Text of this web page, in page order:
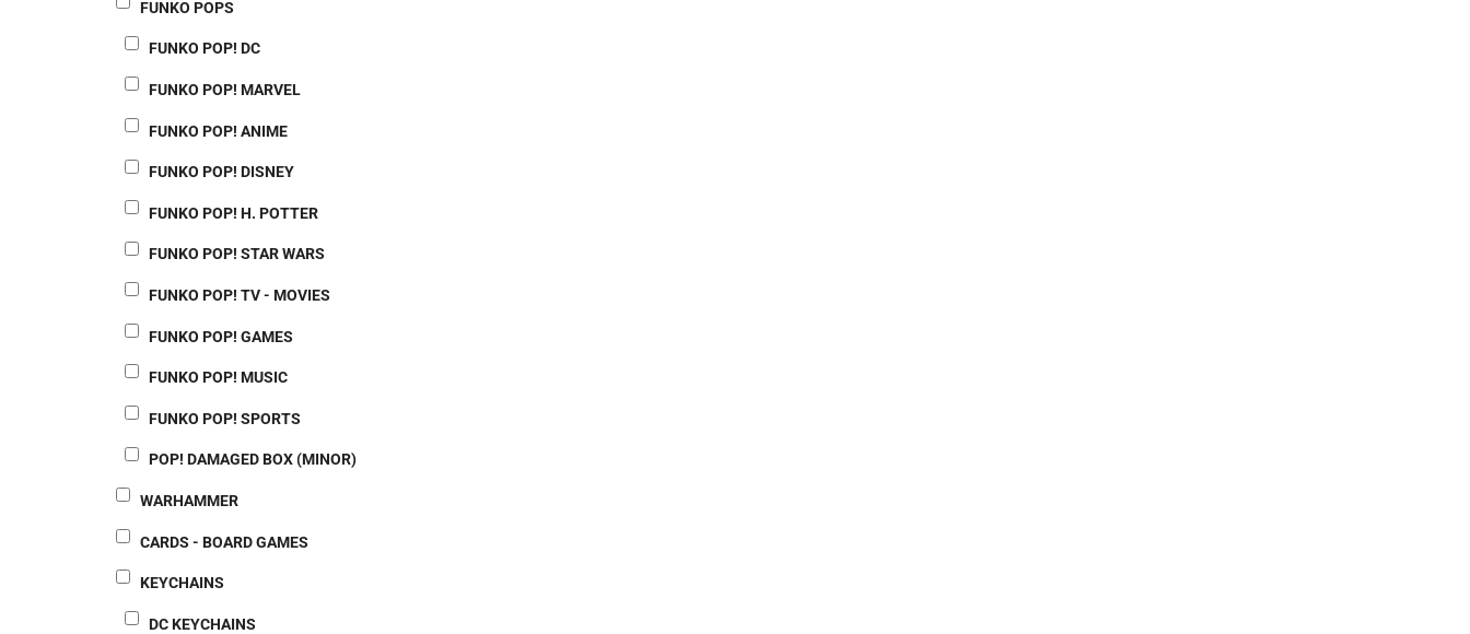
FUNKO POPS
FUNKO POP! DC
FUNKO POP! MARVEL
FUNKO POP! ANIME
FUNKO POP! DISNEY
FUNKO POP! H. POTTER
FUNKO POP! STAR WARS
FUNKO POP! TV - MOVIES
FUNKO POP! GAMES
FUNKO POP! MUSIC
FUNKO POP! SPORTS
POP! DAMAGED BOX (MINOR)
WARHAMMER
CARDS - BOARD GAMES
KEYCHAINS
DC KEYCHAINS